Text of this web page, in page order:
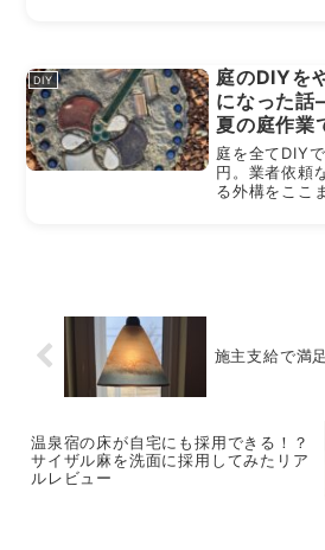
DIY
庭のDIYを
になった
夏の庭作業
庭を全てDIY
円。業者依頼
る外構をここ
施主支給で満
温泉宿の床が自宅にも採用できる！？
サイザル麻を洗面に採用してみたリア
ルレビュー